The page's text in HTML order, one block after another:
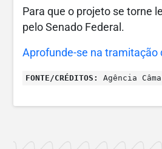
Para que o projeto se torne
pelo Senado Federal.
Aprofunde-se na tramitação
FONTE/CRÉDITOS: Agência